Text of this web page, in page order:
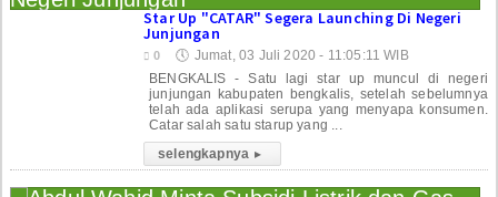
Star Up "CATAR" Segera Launching Di Negeri
Junjungan
0 🕔 Jumat, 03 Juli 2020 - 11:05:11 WIB
BENGKALIS - Satu lagi star up muncul di negeri
junjungan kabupaten bengkalis, setelah sebelumnya
telah ada aplikasi serupa yang menyapa konsumen.
Catar salah satu starup yang ...
selengkapnya ▸